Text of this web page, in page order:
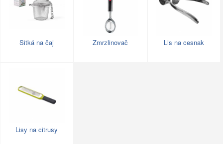
Sitká na čaj Zmrzlinovač Lis na cesnak
Lisy na citrusy